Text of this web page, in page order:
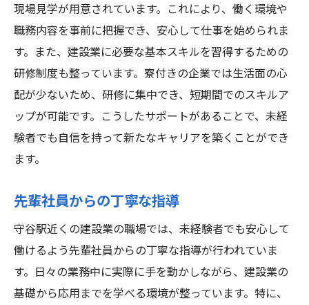
寮付き建設業で実現する守谷駅での新たなキャ
リア
建設業でのキャリアパスの広がり
未経験からの成長ストーリー
スキルアップのための支援制度
現場経験を活かしたキャリア形成
守谷駅近くで建設業を始める未経験者におすす
めの理由
地域特性を活かした働き方
初心者でも始めやすい職場環境
守谷駅周辺の求人情報の探し方
現場見学が用意されています。これにより、働く環境や
職務内容を事前に把握でき、安心して仕事を始められま
す。また、建設業に必要な基本スキルを習得するための
研修制度も整っています。寮付きの企業では生活面の心
配が少ないため、研修に集中でき、短期間でのスキルア
ップが可能です。こうしたサポートがあることで、未経
験者でも自信を持って新たなキャリアを築くことができ
ます。
先輩社員からの丁寧な指導
守谷駅近くの建設業の職場では、未経験者でも安心して
働けるよう先輩社員からの丁寧な指導が行われていま
す。日々の業務中に実際に手を動かしながら、建設業の
基礎から応用までを学べる環境が整っています。特に、